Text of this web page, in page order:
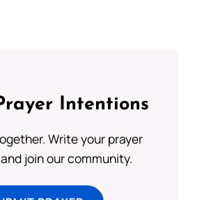
Intentions
Write your prayer
join our community.